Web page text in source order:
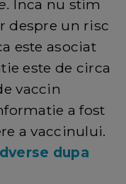
Inca nu stim
despre un risc
este asociat
este de circa
vaccin
a fost
a vaccinului.
dupa